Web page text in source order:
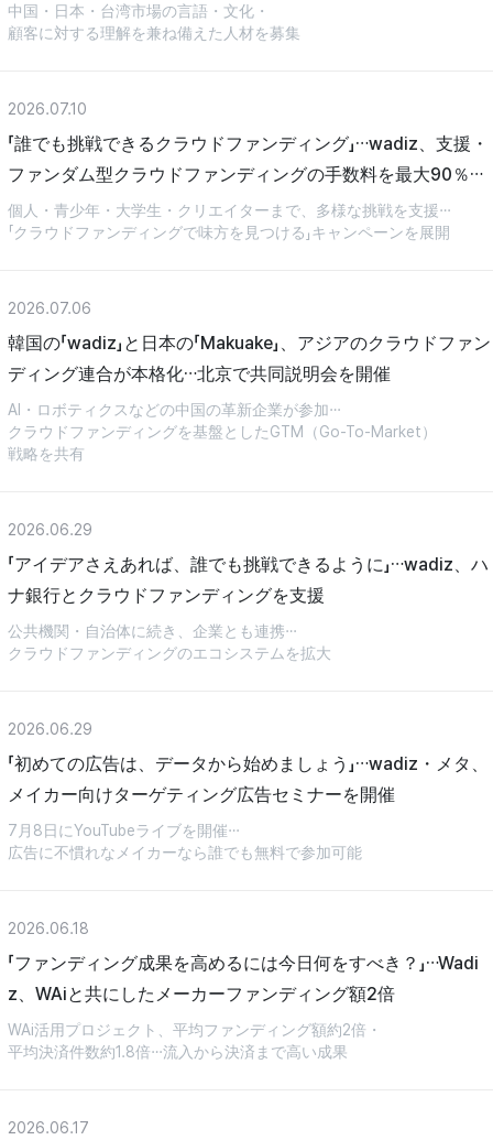
中国・日本・台湾市場の言語・文化・
顧客に対する理解を兼ね備えた人材を募集
2026.07.10
「誰でも挑戦できるクラウドファンディング」…wadiz、支援・
ファンダム型クラウドファンディングの手数料を最大90％支
援
個人・青少年・大学生・クリエイターまで、多様な挑戦を支援…
「クラウドファンディングで味方を見つける」キャンペーンを展開
2026.07.06
韓国の「wadiz」と日本の「Makuake」、アジアのクラウドファン
ディング連合が本格化…北京で共同説明会を開催
AI・ロボティクスなどの中国の革新企業が参加…
クラウドファンディングを基盤としたGTM（Go-To-Market）
戦略を共有
2026.06.29
「アイデアさえあれば、誰でも挑戦できるように」…wadiz、ハ
ナ銀行とクラウドファンディングを支援
公共機関・自治体に続き、企業とも連携…
クラウドファンディングのエコシステムを拡大
2026.06.29
「初めての広告は、データから始めましょう」…wadiz・メタ、
メイカー向けターゲティング広告セミナーを開催
7月8日にYouTubeライブを開催…
広告に不慣れなメイカーなら誰でも無料で参加可能
2026.06.18
「ファンディング成果を高めるには今日何をすべき？」…Wadi
z、WAiと共にしたメーカーファンディング額2倍
WAi活用プロジェクト、平均ファンディング額約2倍・
平均決済件数約1.8倍…流入から決済まで高い成果
2026.06.17